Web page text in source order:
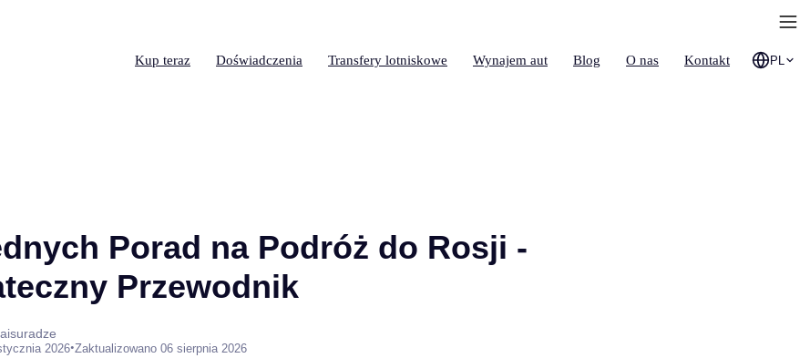
Kup teraz Doświadczenia Transfery lotniskowe Wynajem aut Blog O nas Kontakt PL
Porad na Podróż do Rosji -
Przewodnik
2026•Zaktualizowano 06 sierpnia 2026